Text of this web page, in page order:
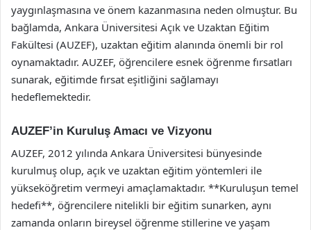
yaygınlaşmasına ve önem kazanmasına neden olmuştur. Bu
bağlamda, Ankara Üniversitesi Açık ve Uzaktan Eğitim
Fakültesi (AUZEF), uzaktan eğitim alanında önemli bir rol
oynamaktadır. AUZEF, öğrencilere esnek öğrenme fırsatları
sunarak, eğitimde fırsat eşitliğini sağlamayı
hedeflemektedir.
AUZEF’in Kuruluş Amacı ve Vizyonu
AUZEF, 2012 yılında Ankara Üniversitesi bünyesinde
kurulmuş olup, açık ve uzaktan eğitim yöntemleri ile
yükseköğretim vermeyi amaçlamaktadır. **Kuruluşun temel
hedefi**, öğrencilere nitelikli bir eğitim sunarken, aynı
zamanda onların bireysel öğrenme stillerine ve yaşam